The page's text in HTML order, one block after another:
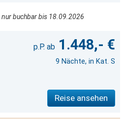
buchbar bis 18.09.2026
1.448,- €
9 Nächte, in Kat. S
Reise ansehen